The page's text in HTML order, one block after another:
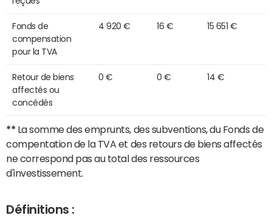
Fonds de
compensation
pour la TVA
4 920 € 16 € 15 651 €
Retour de biens
affectés ou
concédés
0 € 0 € 14 €
** La somme des emprunts, des subventions, du Fonds de
compentation de la TVA et des retours de biens affectés
ne correspond pas au total des ressources
d'investissement.
Définitions :